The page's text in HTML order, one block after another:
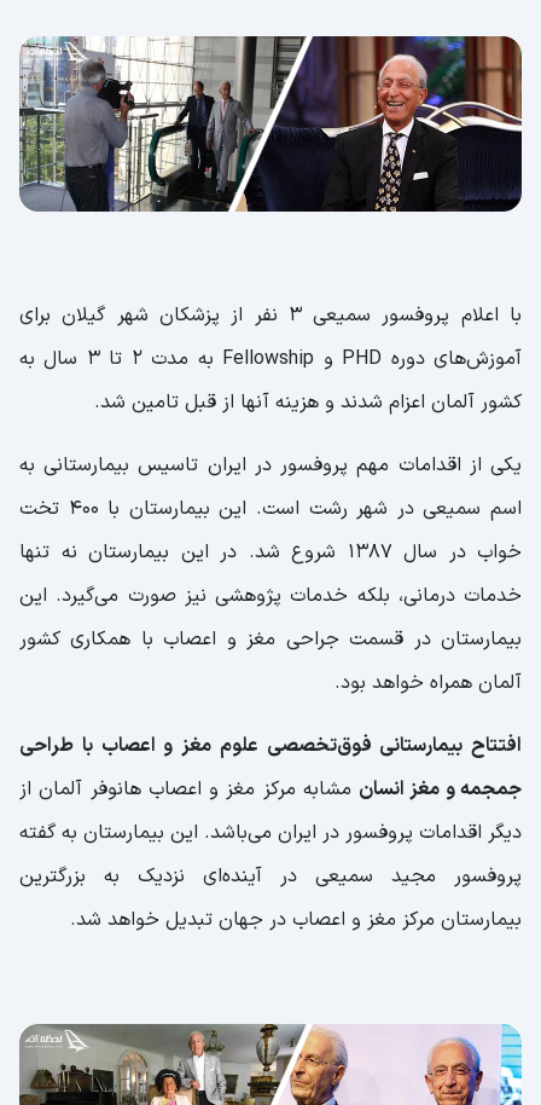
با اعلام پروفسور سمیعی ۳ نفر از پزشکان شهر گیلان برای
آموزش‌های دوره PHD و Fellowship به مدت ۲ تا ۳ سال به
کشور آلمان اعزام شدند و هزینه‌ آنها از قبل تامین شد.
یکی از اقدامات مهم پروفسور در ایران تاسیس بیمارستانی به
اسم سمیعی در شهر رشت است. این بیمارستان با ۴۰۰ تخت
خواب در سال ۱۳۸۷ شروع شد‌. در این بیمارستان نه تنها
خدمات درمانی، بلکه خدمات پژوهشی نیز صورت می‌گیرد. این
بیمارستان در قسمت جراحی مغز و اعصاب با همکاری کشور
آلمان همراه خواهد بود.
افتتاح بیمارستانی فوق‌تخصصی علوم مغز و اعصاب با طراحی
جمجمه و مغز انسان مشابه مرکز مغز و اعصاب هانوفر آلمان از
دیگر اقدامات پروفسور در ایران می‌باشد. این بیمارستان به گفته
پروفسور مجید سمیعی در آینده‌ای نزدیک به بزرگترین
بیمارستان مرکز مغز و اعصاب در جهان تبدیل خواهد شد.